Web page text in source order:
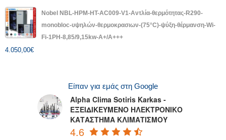
Nobel NBL-HPM-HT-AC009-V1-Αντλία-θερμότητας-R290-
monobloc-υψηλών-θερμοκρασιων-(75°C)-ψύξη-θέρμανση-Wi-
Fi-1PH-8,85/9,15kw-A+/A+++
4.050,00€
Είπαν για εμάς στη Google
Alpha Clima Sotiris Karkas -
ΕΞΕΙΔΙΚΕΥΜΕΝΟ ΗΛΕΚΤΡΟΝΙΚΟ
ΚΑΤΑΣΤΗΜΑ ΚΛΙΜΑΤΙΣΜΟΥ
4.6